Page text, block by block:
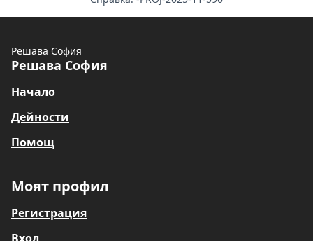
Решава София
Решава София
Начало
Дейности
Помощ
Моят профил
Регистрация
Вход